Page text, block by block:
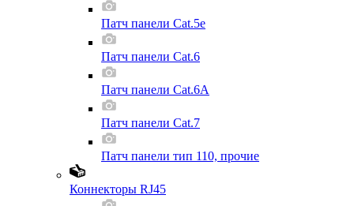
Патч панели Cat.5e
Патч панели Cat.6
Патч панели Cat.6A
Патч панели Cat.7
Патч панели тип 110, прочие
Коннекторы RJ45